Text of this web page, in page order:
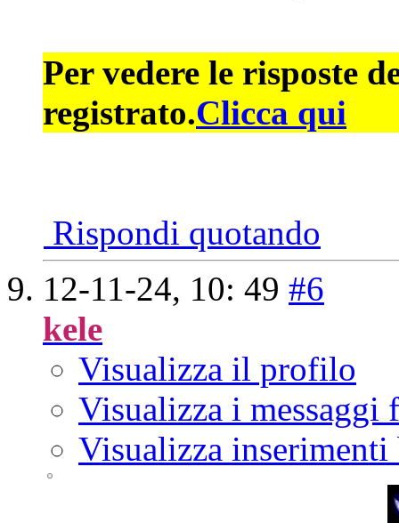
Per vedere le risposte
registrato.Clicca qui
Rispondi quotando
12-11-24, 10: 49 #6
kele
Visualizza il profilo
Visualizza i messaggi
Visualizza inserimenti